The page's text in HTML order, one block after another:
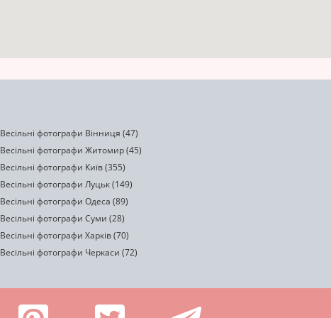
Весільні фотографи Вінниця (47)
Весільні фотографи Житомир (45)
Весільні фотографи Київ (355)
Весільні фотографи Луцьк (149)
Весільні фотографи Одеса (89)
Весільні фотографи Суми (28)
Весільні фотографи Харків (70)
Весільні фотографи Черкаси (72)